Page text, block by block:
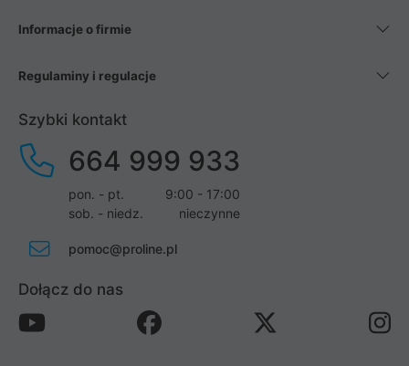
Informacje o firmie
Regulaminy i regulacje
Szybki kontakt
664 999 933
pon. - pt.
9:00 - 17:00
sob. - niedz.
nieczynne
pomoc@proline.pl
Dołącz do nas